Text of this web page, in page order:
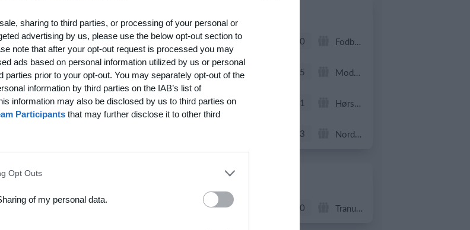
sharing to third parties, or processing of your personal or
advertising by us, please use the below opt-out section to
note that after your opt-out request is processed you may
ads based on personal information utilized by us or personal
parties prior to your opt-out. You may separately opt-out of the
information by third parties on the IAB’s list of
information may also be disclosed by us to third parties on
Participants that may further disclose it to other third
Opt Outs
of my personal data.
Kampen spilles kl. 18.40.
kunstgræsbane nr. 41.
7 tilmeldte.
0 Fodboldorkestret
+47 Sæson 2026 5 Modstander
1 Hørsholm
3 Nordatlantisk DK
21. juni
0 Tranum GF